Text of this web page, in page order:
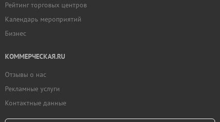
Рейтинг торговых центров
Календарь мероприятий
Бизнес
КОММЕРЧЕСКАЯ.RU
Отзывы о нас
Рекламные услуги
Контактные данные